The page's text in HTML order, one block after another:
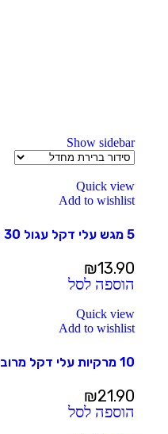
Show sidebar
Quick view
Add to wishlist
5 מגש עלי דקל עגול 30 ס”מ
₪13.90
הוספה לסל
Quick view
Add to wishlist
10 מרקיות עלי דקל מרובעות
₪21.90
הוספה לסל